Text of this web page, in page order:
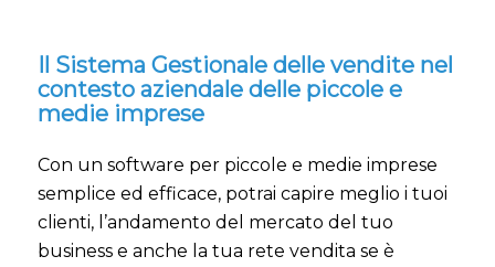
Il Sistema Gestionale delle vendite nel
contesto aziendale delle piccole e
medie imprese
Con un software per piccole e medie imprese
semplice ed efficace, potrai capire meglio i tuoi
clienti, l’andamento del mercato del tuo
business e anche la tua rete vendita se è